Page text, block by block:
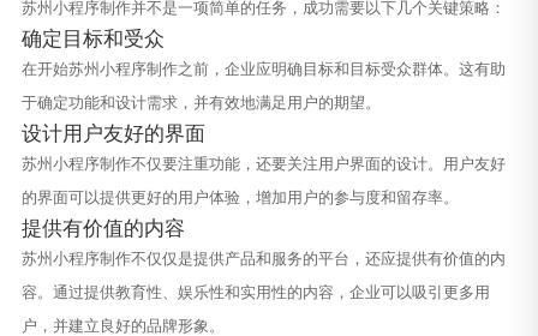
苏州小程序制作并不是一项简单的任务，成功需要以下几个关键策略：
确定目标和受众
在开始苏州小程序制作之前，企业应明确目标和目标受众群体。这有助
于确定功能和设计需求，并有效地满足用户的期望。
设计用户友好的界面
苏州小程序制作不仅要注重功能，还要关注用户界面的设计。用户友好
的界面可以提供更好的用户体验，增加用户的参与度和留存率。
提供有价值的内容
苏州小程序制作不仅仅是提供产品和服务的平台，还应提供有价值的内
容。通过提供教育性、娱乐性和实用性的内容，企业可以吸引更多用
户，并建立良好的品牌形象。